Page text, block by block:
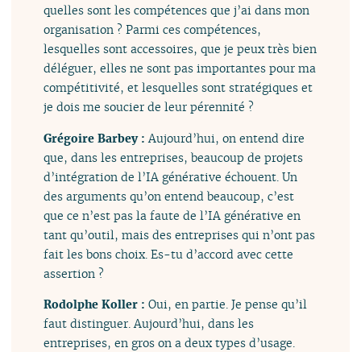
quelles sont les compétences que j’ai dans mon
organisation ? Parmi ces compétences,
lesquelles sont accessoires, que je peux très bien
déléguer, elles ne sont pas importantes pour ma
compétitivité, et lesquelles sont stratégiques et
je dois me soucier de leur pérennité ?
Grégoire Barbey :Aujourd’hui, on entend dire
que, dans les entreprises, beaucoup de projets
d’intégration de l’IA générative échouent. Un
des arguments qu’on entend beaucoup, c’est
que ce n’est pas la faute de l’IA générative en
tant qu’outil, mais des entreprises qui n’ont pas
fait les bons choix. Es-tu d’accord avec cette
assertion ?
Rodolphe Koller :Oui, en partie. Je pense qu’il
faut distinguer. Aujourd’hui, dans les
entreprises, en gros on a deux types d’usage.